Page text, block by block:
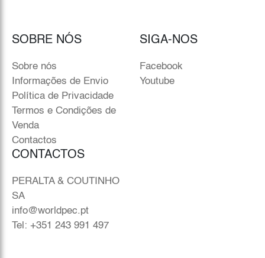
SOBRE NÓS
Sobre nós
Informações de Envio
Política de Privacidade
Termos e Condições de
Venda
Contactos
SIGA-NOS
Facebook
Youtube
CONTACTOS
PERALTA & COUTINHO
SA
info@worldpec.pt
Tel: +351 243 991 497